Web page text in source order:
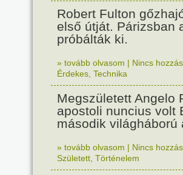
Robert Fulton
első útját. Párizsban
próbálták ki.
» tovább olvasom | Nincs
Érdekes Technika
Megszületett Angelo
apostoli nuncius volt
második világháború
» tovább olvasom | Nincs
Született Történelem